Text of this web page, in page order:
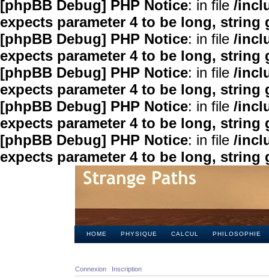
[phpBB Debug] PHP Notice: in file /
expects parameter 4 to be long, string
[phpBB Debug] PHP Notice: in file /
expects parameter 4 to be long, string
[phpBB Debug] PHP Notice: in file /
expects parameter 4 to be long, string
[phpBB Debug] PHP Notice: in file /
expects parameter 4 to be long, string
[phpBB Debug] PHP Notice: in file /
expects parameter 4 to be long, string
HOME PHYSIQUE CALCUL PHILOSOPHIE
Connexion Inscription